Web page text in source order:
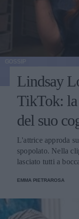
Lindsay
TikTok: la
del suo
L'attrice approda
spopolato. Nella
lasciato tutti a
non Low-han,
EMMA PIETRAROSA